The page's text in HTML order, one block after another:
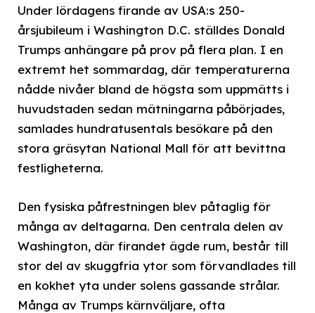
Under lördagens firande av USA:s 250-
årsjubileum i Washington D.C. ställdes Donald
Trumps anhängare på prov på flera plan. I en
extremt het sommardag, där temperaturerna
nådde nivåer bland de högsta som uppmätts i
huvudstaden sedan mätningarna påbörjades,
samlades hundratusentals besökare på den
stora gräsytan National Mall för att bevittna
festligheterna.
Den fysiska påfrestningen blev påtaglig för
många av deltagarna. Den centrala delen av
Washington, där firandet ägde rum, består till
stor del av skuggfria ytor som förvandlades till
en kokhet yta under solens gassande strålar.
Många av Trumps kärnväljare, ofta